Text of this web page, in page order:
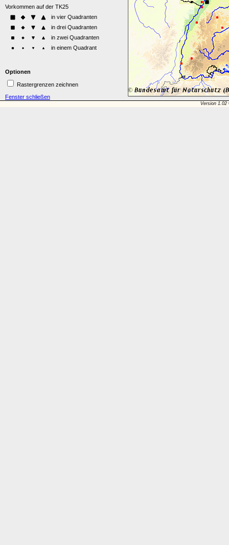
Optionen
Rastergrenzen zeichnen
Fenster schließen
Version